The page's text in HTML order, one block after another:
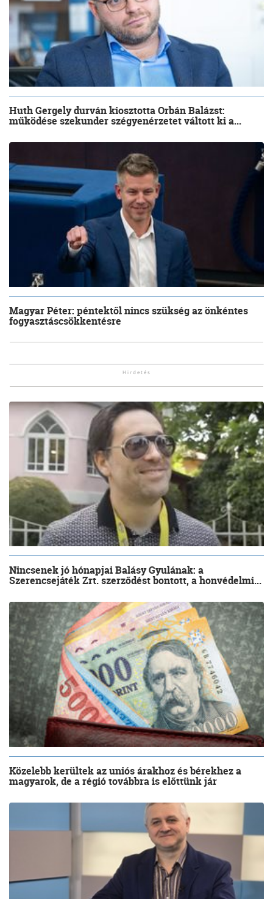
Huth Gergely durván kiosztotta Orbán Balázst:
működése szekunder szégyenérzetet váltott ki a...
Magyar Péter: péntektől nincs szükség az önkéntes
fogyasztáscsökkentésre
Nincsenek jó hónapjai Balásy Gyulának: a
Szerencsejáték Zrt. szerződést bontott, a honvédelmi...
Közelebb kerültek az uniós árakhoz és bérekhez a
magyarok, de a régió továbbra is előttünk jár